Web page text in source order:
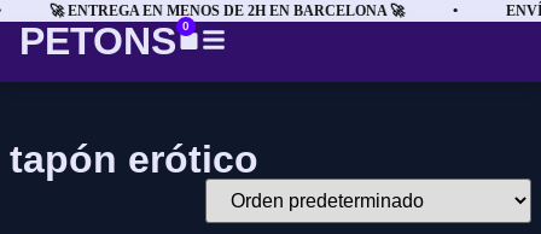
🚀 ENTREGA EN MENOS DE 2H EN BARCELONA 🚀 •
PETONS 0
tapón erótico